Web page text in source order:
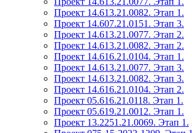
Проект 14.613.21.0082. Этап 1.
Проект 14.607.21.0151. Этап 3.
Проект 14.613.21.0077. Этап 2.
Проект 14.613.21.0082. Этап 2.
Проект 14.616.21.0104. Этап 1.
Проект 14.613.21.0077. Этап 3.
Проект 14.613.21.0082. Этап 3.
Проект 14.616.21.0104. Этап 2.
Проект 05.616.21.0118. Этап 1.
Проект 05.619.21.0012. Этап 1.
Проект 13.2251.21.0069. Этап 1.